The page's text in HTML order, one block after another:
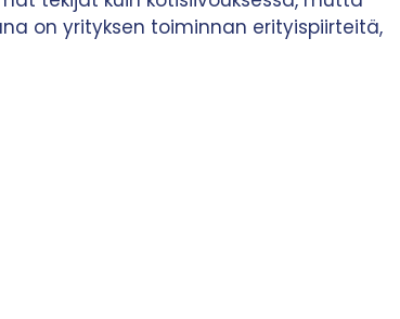
on yrityksen toiminnan erityispiirteitä,